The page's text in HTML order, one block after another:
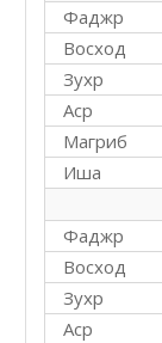
Фаджр
Восход
Зухр
Аср
Магриб
Иша
Фаджр
Восход
Зухр
Аср